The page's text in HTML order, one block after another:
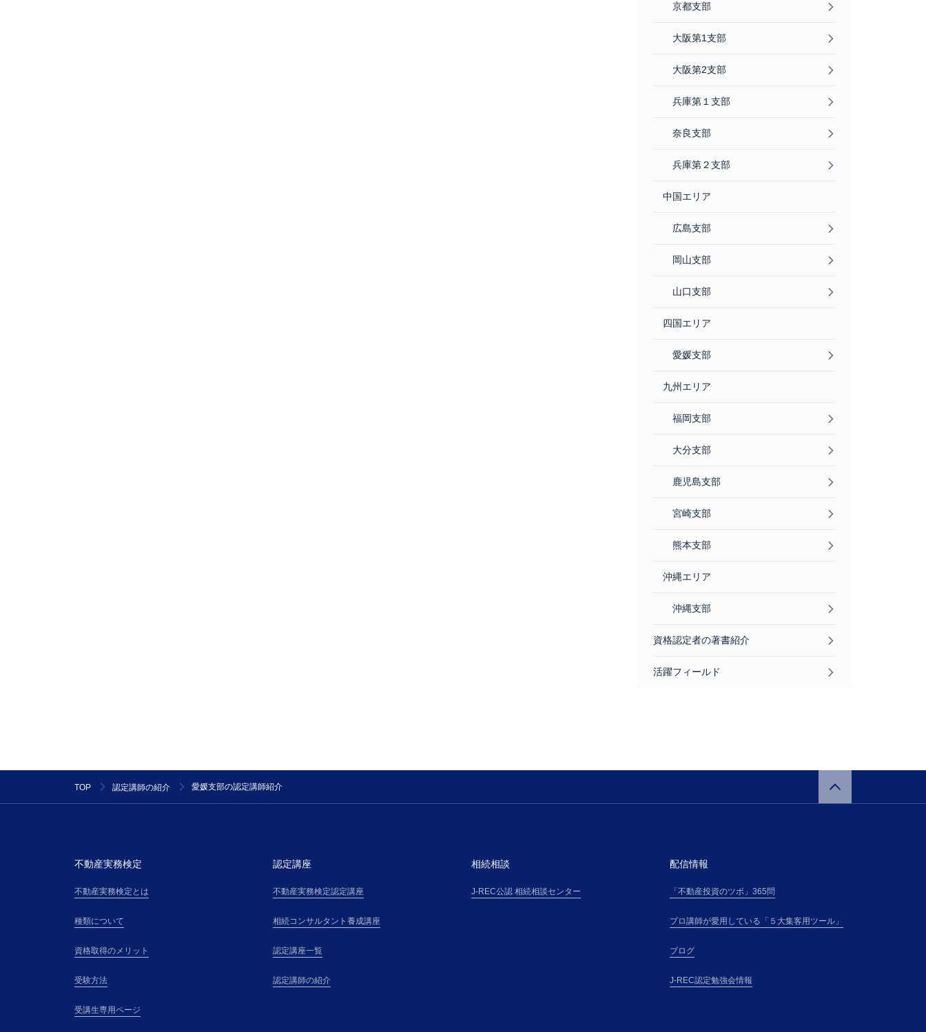
京都支部
大阪第1支部
大阪第2支部
兵庫第１支部
奈良支部
兵庫第２支部
中国エリア
広島支部
岡山支部
山口支部
四国エリア
愛媛支部
九州エリア
福岡支部
大分支部
鹿児島支部
宮崎支部
熊本支部
沖縄エリア
沖縄支部
資格認定者の著書紹介
活躍フィールド
TOP 認定講師の紹介 愛媛支部の認定講師紹介
不動産実務検定
不動産実務検定とは
種類について
資格取得のメリット
受験方法
受講生専用ページ
認定講座
不動産実務検定認定講座
相続コンサルタント養成講座
認定講座一覧
認定講師の紹介
相続相談
J-REC公認 相続相談センター
配信情報
「不動産投資のツボ」365問
プロ講師が愛用している「５大集客用ツール」
ブログ
J-REC認定勉強会情報